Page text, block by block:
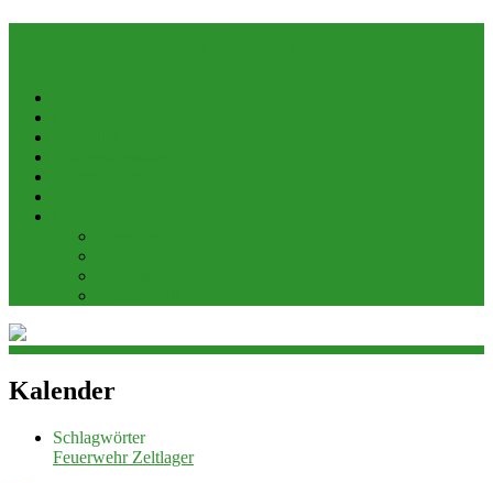
Kalender
Schlagwörter
Feuerwehr Zeltlager